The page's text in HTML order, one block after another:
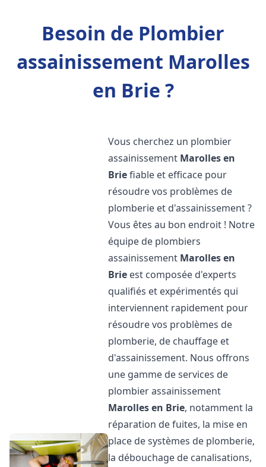
Besoin de Plombier
assainissement Marolles
en Brie ?
Vous cherchez un plombier
assainissement Marolles en
Briefiable et efficace pour
résoudre vos problèmes de
plomberie et d'assainissement ?
Vous êtes au bon endroit ! Notre
équipe de plombiers
assainissement Marolles en
Brie est composée d'experts
qualifiés et expérimentés qui
interviennent rapidement pour
résoudre vos problèmes de
plomberie, de chauffage et
d'assainissement. Nous offrons
une gamme de services de
plombier assainissement
Marolles en Brie, notamment la
réparation de fuites, la mise en
place de systèmes de plomberie,
la débouchage de canalisations,